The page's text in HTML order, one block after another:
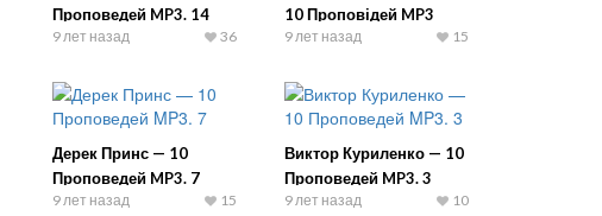
Проповедей MP3. 14
9 лет назад 36
10 Проповідей MP3
9 лет назад 15
Дерек Принс — 10
Проповедей MP3. 7
9 лет назад 15
Виктор Куриленко — 10
Проповедей MP3. 3
9 лет назад 10